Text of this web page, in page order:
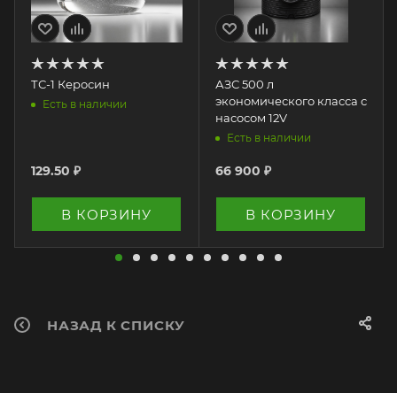
ТС-1 Керосин
Есть в наличии
129.50 ₽
В КОРЗИНУ
АЗС 500 л
экономического класса с
насосом 12V
Есть в наличии
66 900 ₽
В КОРЗИНУ
НАЗАД К СПИСКУ